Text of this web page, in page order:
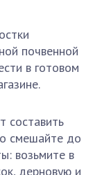
почвенной
в готовом
составить
смешайте до
возьмите в
дерновую и